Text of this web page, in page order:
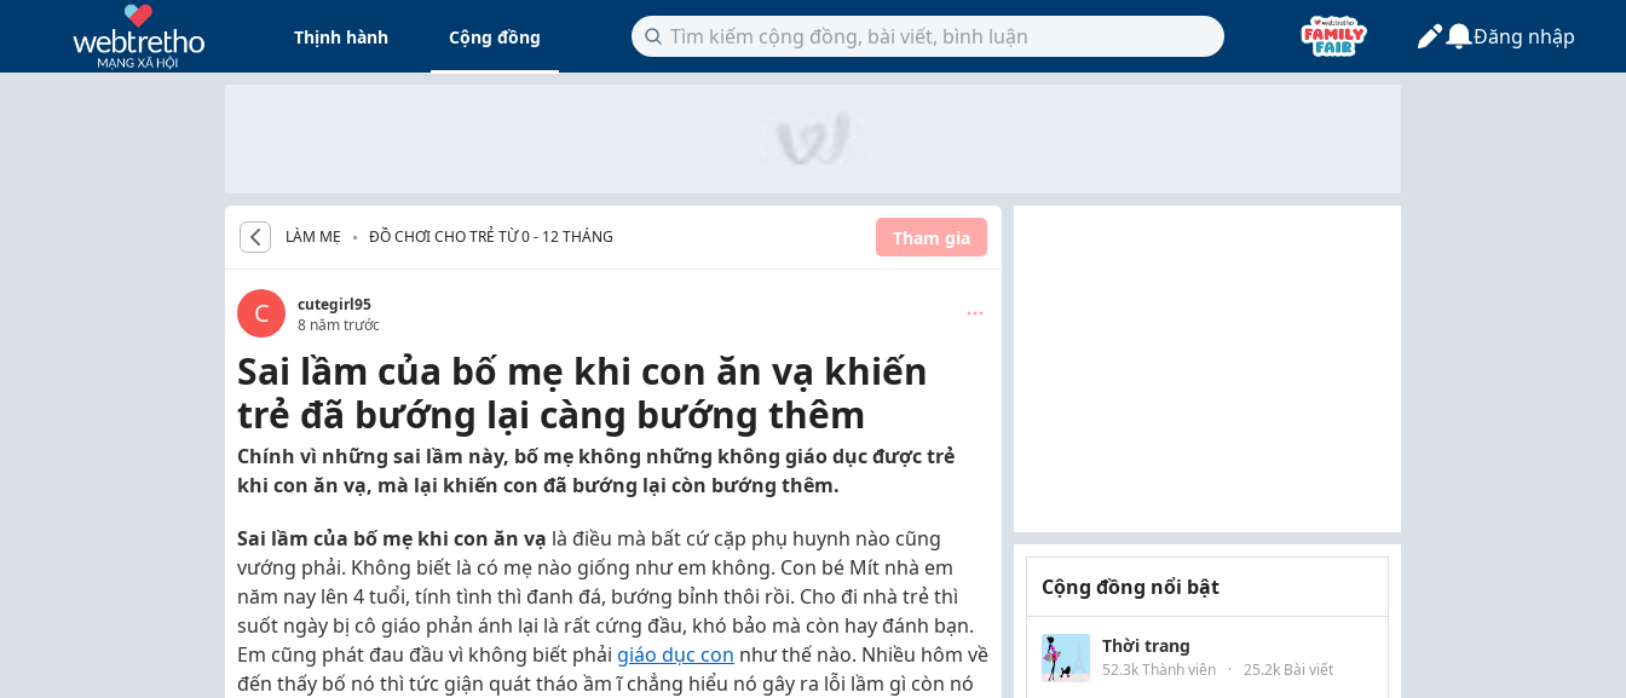
Thịnh hành Cộng đồng Đăng nhập
LÀM MẸ ĐỒ CHƠI CHO TRẺ TỪ 0 - 12 THÁNG Tham gia
C
cutegirl95
8 năm trước
Sai lầm của bố mẹ khi con ăn vạ khiến
trẻ đã bướng lại càng bướng thêm
Chính vì những sai lầm này, bố mẹ không những không giáo dục được trẻ
khi con ăn vạ, mà lại khiến con đã bướng lại còn bướng thêm.
Sai lầm của bố mẹ khi con ăn vạ là điều mà bất cứ cặp phụ huynh nào cũng
vướng phải. Không biết là có mẹ nào giống như em không. Con bé Mít nhà em
năm nay lên 4 tuổi, tính tình thì đanh đá, bướng bỉnh thôi rồi. Cho đi nhà trẻ thì
suốt ngày bị cô giáo phản ánh lại là rất cứng đầu, khó bảo mà còn hay đánh bạn.
Em cũng phát đau đầu vì không biết phải giáo dục con như thế nào. Nhiều hôm về
đến thấy bố nó thì tức giận quát tháo ầm ĩ chẳng hiểu nó gây ra lỗi lầm gì còn nó
Cộng đồng nổi bật
Thời trang
52.3k Thành viên · 25.2k Bài viết